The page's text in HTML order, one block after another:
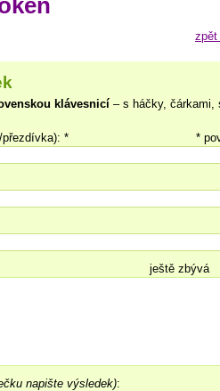
zpět
klávesnicí – s háčky, čárkami,
*
*
ještě zbývá
napište výsledek):